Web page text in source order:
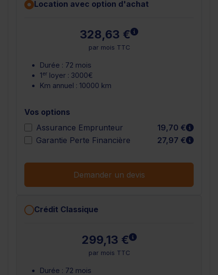
Location avec option d'achat
328,63 € En savoir plus
par mois TTC
Durée : 72 mois
1er loyer : 3000€
Km annuel : 10000 km
Vos options
Assurance Emprunteur
19,70 €
En
Garantie Perte Financière
27,97 € En
Demander un devis
Crédit Classique
299,13 € En savoir plus
par mois TTC
Durée : 72 mois